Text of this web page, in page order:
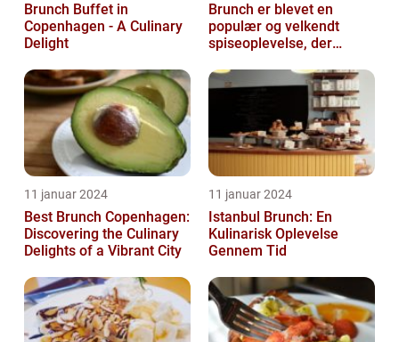
Brunch Buffet in
Copenhagen - A Culinary
Delight
Brunch er blevet en
populær og velkendt
spiseoplevelse, der
drikkeelskere run...
11 januar 2024
Best Brunch Copenhagen:
Discovering the Culinary
Delights of a Vibrant City
11 januar 2024
Istanbul Brunch: En
Kulinarisk Oplevelse
Gennem Tid